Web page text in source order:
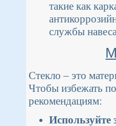
такие как
службы
Стекло – это
Чтобы избежать
рекомендациям:
Используйте